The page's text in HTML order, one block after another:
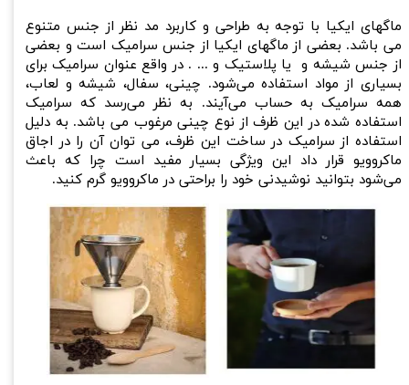
​ماگهای ایکیا با توجه به طراحی و کاربرد مد نظر از جنس متنوع
می باشد. بعضی از ماگهای ایکیا از جنس سرامیک است و بعضی
از جنس شیشه و یا پلاستیک و ... . در واقع عنوان سرامیک برای
بسیاری از مواد استفاده می‌شود. چینی، سفال، شیشه و لعاب،
همه سرامیک به حساب می‌آیند. به نظر می‌رسد که سرامیک
استفاده شده در این ظرف از نوع چینی مرغوب می باشد. به دلیل
استفاده از سرامیک در ساخت این ظرف، می توان آن را در اجاق
ماکروویو قرار داد این ویژگی بسیار مفید است چرا که باعث
می‌شود بتوانید نوشیدنی خود را براحتی در ماکروویو گرم کنید.